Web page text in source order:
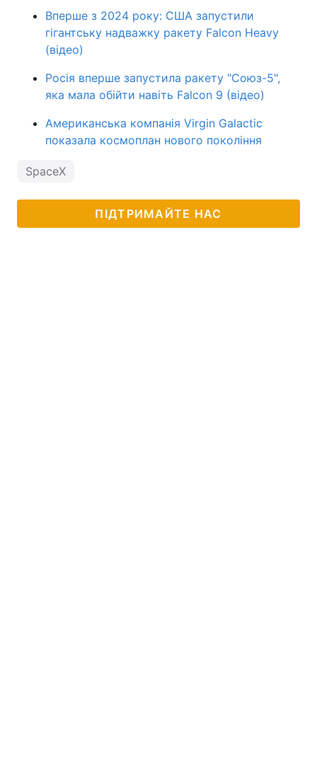
Вперше з 2024 року: США запустили
гігантську надважку ракету Falcon Heavy
(відео)
Росія вперше запустила ракету "Союз-5",
яка мала обійти навіть Falcon 9 (відео)
Американська компанія Virgin Galactic
показала космоплан нового покоління
SpaceX
ПІДТРИМАЙТЕ НАС